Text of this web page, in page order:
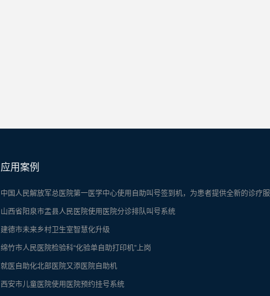
应用案例
中国人民解放军总医院第一医学中心使用自助叫号签到机，为患者提供全新的诊疗
山西省阳泉市盂县人民医院使用医院分诊排队叫号系统
建德市未来乡村卫生室智慧化升级
绵竹市人民医院检验科“化验单自助打印机”上岗
就医自助化北部医院又添医院自助机
西安市儿童医院使用医院预约挂号系统